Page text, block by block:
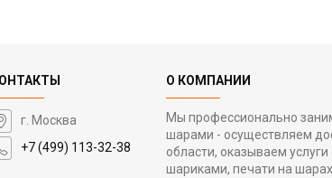
г. Москва
+7 (499) 113-32-38
О КОМПАНИИ
Мы профессионально
шарами - осуществляем
области, оказываем
шариками, печати на